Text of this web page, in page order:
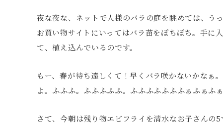
夜な夜な、ネットで人様のバラの庭を眺めては、う
お買い物サイトにいってはバラ苗をぽちぽち。手に
て、植え込んでいるのです。
もー、春が待ち遠しくて！早くバラ咲かないかなぁ
よ。ふふふ。ふふふふふ。ふふふふふふふぁふぁふ
さて、今朝は残り物エビフライを清水なお子さんの5